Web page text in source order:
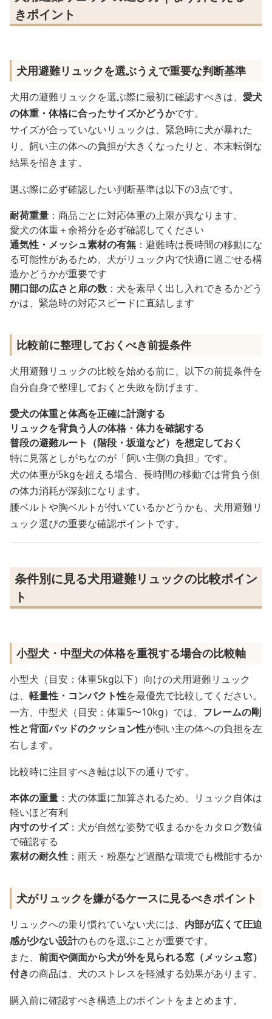
きポイント
犬用避難リュックを選ぶうえで重要な判断基準
犬用の避難リュックを選ぶ際に最初に確認すべきは、 愛犬
の体重・体格に合ったサイズかどうかです。
サイズが合っていないリュックは、緊急時に犬が暴れた
り、飼い主の体への負担が大きくなったりと、本末転倒な
結果を招きます。
選ぶ際に必ず確認したい判断基準は以下の3点です。
耐荷重量 ：商品ごとに対応体重の上限が異なります。
愛犬の体重＋余裕分を必ず確認してください
通気性・メッシュ素材の有無 ：避難時は長時間の移動にな
る可能性があるため、犬がリュック内で快適に過ごせる構
造かどうかが重要です
開口部の広さと扉の数 ：犬を素早く出し入れできるかどう
かは、緊急時の対応スピードに直結します
比較前に整理しておくべき前提条件
犬用避難リュックの比較を始める前に、以下の前提条件を
自分自身で整理しておくと失敗を防げます。
愛犬の体重と体高を正確に計測する
リュックを背負う人の体格・体力を確認する
普段の避難ルート（階段・坂道など）を想定しておく
特に見落としがちなのが「飼い主側の負担」です。
犬の体重が5kgを超える場合、長時間の移動では背負う側
の体力消耗が深刻になります。
腰ベルトや胸ベルトが付いているかどうかも、犬用避難リ
ュック選びの重要な確認ポイントです。
条件別に見る犬用避難リュックの比較ポイン
ト
小型犬・中型犬の体格を重視する場合の比較軸
小型犬（目安：体重5kg以下）向けの犬用避難リュック
は、 軽量性・コンパクト性を最優先で比較してください。
一方、中型犬（目安：体重5〜10kg）では、 フレームの剛
性と背面パッドのクッション性が飼い主の体への負担を左
右します。
比較時に注目すべき軸は以下の通りです。
本体の重量 ：犬の体重に加算されるため、リュック自体は
軽いほど有利
内寸のサイズ：犬が自然な姿勢で収まるかをカタログ数値
で確認する
素材の耐久性 ：雨天・粉塵など過酷な環境でも機能するか
犬がリュックを嫌がるケースに見るべきポイント
リュックへの乗り慣れていない犬には、 内部が広くて圧迫
感が少ない設計のものを選ぶことが重要です。
また、 前面や側面から犬が外を見られる窓（メッシュ窓）
付きの商品は、犬のストレスを軽減する効果があります。
購入前に確認すべき構造上のポイントをまとめます。